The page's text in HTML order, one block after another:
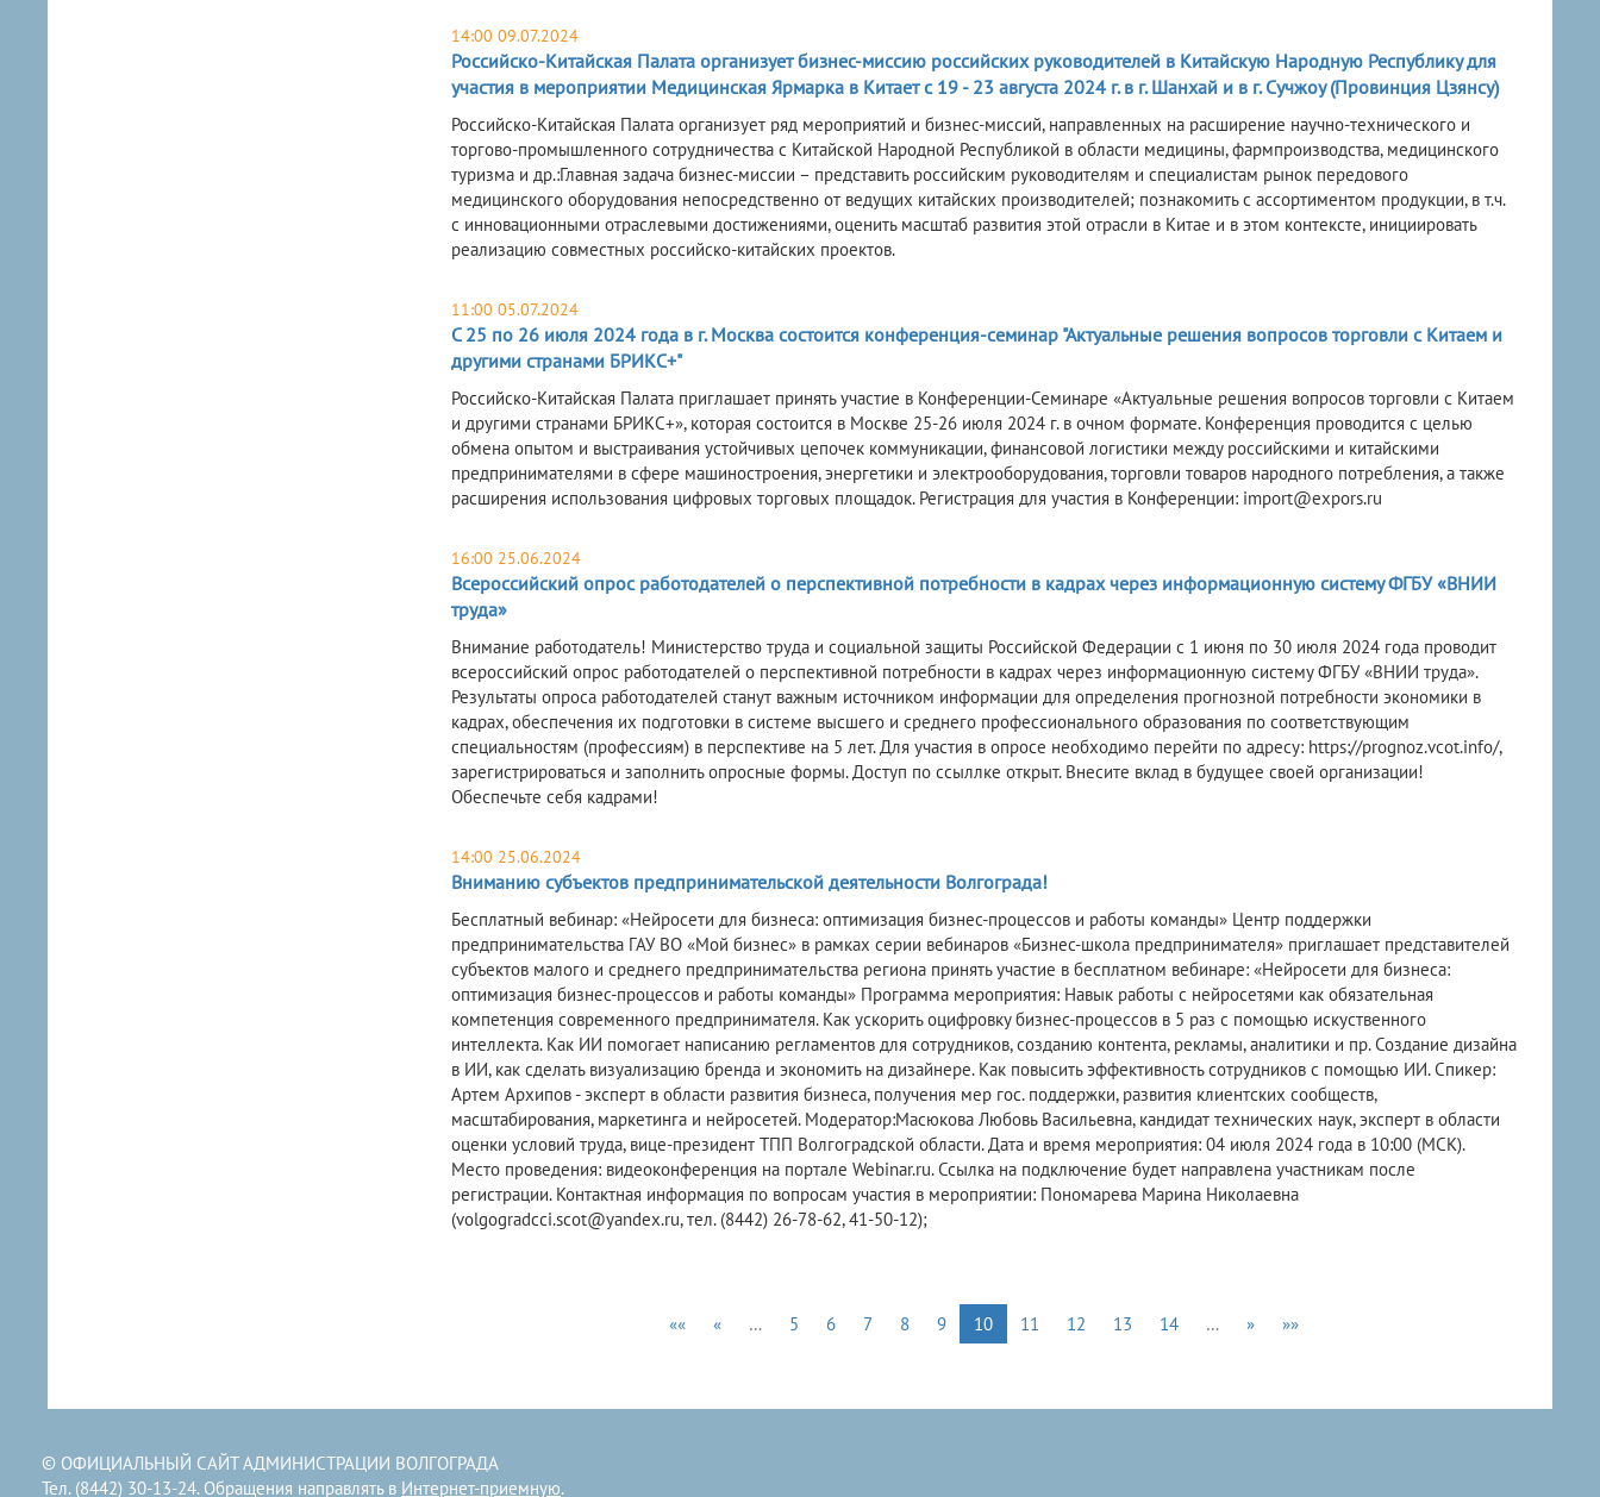
14:00 09.07.2024
Российско-Китайская Палата организует бизнес-миссию российских руководителей в Китайскую Народную Республику для
участия в мероприятии Медицинская Ярмарка в Китает с 19 - 23 августа 2024 г. в г. Шанхай и в г. Сучжоу (Провинция Цзянсу)
Российско-Китайская Палата организует ряд мероприятий и бизнес-миссий, направленных на расширение научно-технического и
торгово-промышленного сотрудничества с Китайской Народной Республикой в области медицины, фармпроизводства, медицинского
туризма и др.:Главная задача бизнес-миссии – представить российским руководителям и специалистам рынок передового
медицинского оборудования непосредственно от ведущих китайских производителей; познакомить с ассортиментом продукции, в т.ч.
с инновационными отраслевыми достижениями, оценить масштаб развития этой отрасли в Китае и в этом контексте, инициировать
реализацию совместных российско-китайских проектов.
11:00 05.07.2024
С 25 по 26 июля 2024 года в г. Москва состоится конференция-семинар "Актуальные решения вопросов торговли с Китаем и
другими странами БРИКС+"
Российско-Китайская Палата приглашает принять участие в Конференции-Семинаре «Актуальные решения вопросов торговли с Китаем
и другими странами БРИКС+», которая состоится в Москве 25-26 июля 2024 г. в очном формате. Конференция проводится с целью
обмена опытом и выстраивания устойчивых цепочек коммуникации, финансовой логистики между российскими и китайскими
предпринимателями в сфере машиностроения, энергетики и электрооборудования, торговли товаров народного потребления, а также
расширения использования цифровых торговых площадок. Регистрация для участия в Конференции: import@expors.ru
16:00 25.06.2024
Всероссийский опрос работодателей о перспективной потребности в кадрах через информационную систему ФГБУ «ВНИИ
труда»
Внимание работодатель! Министерство труда и социальной защиты Российской Федерации с 1 июня по 30 июля 2024 года проводит
всероссийский опрос работодателей о перспективной потребности в кадрах через информационную систему ФГБУ «ВНИИ труда».
Результаты опроса работодателей станут важным источником информации для определения прогнозной потребности экономики в
кадрах, обеспечения их подготовки в системе высшего и среднего профессионального образования по соответствующим
специальностям (профессиям) в перспективе на 5 лет. Для участия в опросе необходимо перейти по адресу: https://prognoz.vcot.info/,
зарегистрироваться и заполнить опросные формы. Доступ по ссыллке открыт. Внесите вклад в будущее своей организации!
Обеспечьте себя кадрами!
14:00 25.06.2024
Вниманию субъектов предпринимательской деятельности Волгограда!
Бесплатный вебинар: «Нейросети для бизнеса: оптимизация бизнес-процессов и работы команды» Центр поддержки
предпринимательства ГАУ ВО «Мой бизнес» в рамках серии вебинаров «Бизнес-школа предпринимателя» приглашает представителей
субъектов малого и среднего предпринимательства региона принять участие в бесплатном вебинаре: «Нейросети для бизнеса:
оптимизация бизнес-процессов и работы команды» Программа мероприятия: Навык работы с нейросетями как обязательная
компетенция современного предпринимателя. Как ускорить оцифровку бизнес-процессов в 5 раз с помощью искуственного
интеллекта. Как ИИ помогает написанию регламентов для сотрудников, созданию контента, рекламы, аналитики и пр. Создание дизайна
в ИИ, как сделать визуализацию бренда и экономить на дизайнере. Как повысить эффективность сотрудников с помощью ИИ. Спикер:
Артем Архипов - эксперт в области развития бизнеса, получения мер гос. поддержки, развития клиентских сообществ,
масштабирования, маркетинга и нейросетей. Модератор:Масюкова Любовь Васильевна, кандидат технических наук, эксперт в области
оценки условий труда, вице-президент ТПП Волгоградской области. Дата и время мероприятия: 04 июля 2024 года в 10:00 (МСК).
Место проведения: видеоконференция на портале Webinar.ru. Ссылка на подключение будет направлена участникам после
регистрации. Контактная информация по вопросам участия в мероприятии: Пономарева Марина Николаевна
(volgogradcci.scot@yandex.ru, тел. (8442) 26-78-62, 41-50-12);
«« « … 5 6 7 8 9 10 11 12 13 14 … » »»
© ОФИЦИАЛЬНЫЙ САЙТ АДМИНИСТРАЦИИ ВОЛГОГРАДА
Тел. (8442) 30-13-24. Обращения направлять в Интернет-приемную.